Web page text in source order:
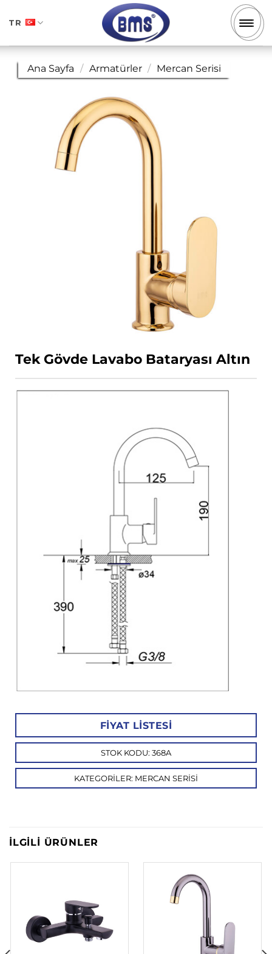
atla
TR
Ana Sayfa / Armatürler / Mercan Serisi
Tek Gövde Lavabo Bataryası Altın
FIYAT LISTESI
STOK KODU: 368A
KATEGORILER: MERCAN SERISI
İLGILI ÜRÜNLER